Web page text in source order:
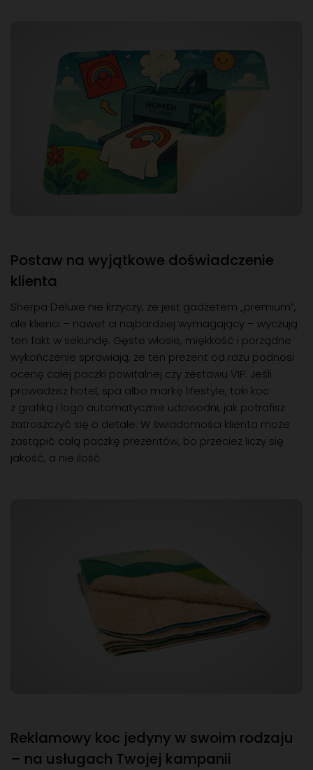
Postaw na wyjątkowe doświadczenie
klienta
Sherpa Deluxe nie krzyczy, że jest gadżetem „premium”,
ale klienci – nawet ci najbardziej wymagający – wyczują
ten fakt w sekundę. Gęste włosie, miękkość i porządne
wykończenie sprawiają, że ten prezent od razu podnosi
ocenę całej paczki powitalnej czy zestawu VIP. Jeśli
prowadzisz hotel, spa albo markę lifestyle, taki koc
z grafiką i logo automatycznie udowodni, jak potrafisz
zatroszczyć się o detale. W świadomości klienta może
zastąpić całą paczkę prezentów, bo przecież liczy się
jakość, a nie ilość
Reklamowy koc jedyny w swoim rodzaju
– na usługach Twojej kampanii